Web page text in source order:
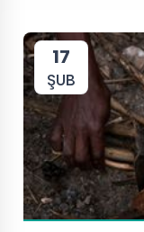
17
ŞUB